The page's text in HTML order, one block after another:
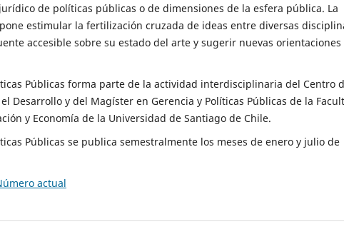
de políticas públicas o de dimensiones de la esfera pública. La
estimular la fertilización cruzada de ideas entre diversas
accesible sobre su estado del arte y sugerir nuevas orientaciones
Públicas forma parte de la actividad interdisciplinaria del Centro
Desarrollo y del Magíster en Gerencia y Políticas Públicas de la
y Economía de la Universidad de Santiago de Chile.
Públicas se publica semestralmente los meses de enero y julio de
actual